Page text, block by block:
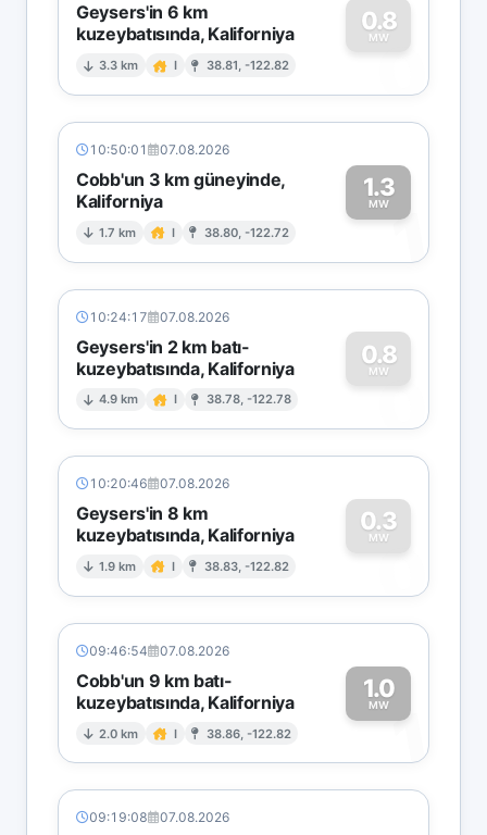
Geysers'in 6 km
kuzeybatısında, Kaliforniya
3.3 km I 38.81, -122.82
0.8
MW
0
10:50:01 07.08.2026
Cobb'un 3 km güneyinde,
Kaliforniya
1.7 km I 38.80, -122.72
1.3
MW1
10:24:17 07.08.2026
Geysers'in 2 km batı-
kuzeybatısında, Kaliforniya
4.9 km I 38.78, -122.78
0.8
MW
0
10:20:46 07.08.2026
Geysers'in 8 km
kuzeybatısında, Kaliforniya
1.9 km I 38.83, -122.82
0.3
MW
0
09:46:54 07.08.2026
Cobb'un 9 km batı-
kuzeybatısında, Kaliforniya
2.0 km I 38.86, -122.82
1.0
MW1
09:19:08 07.08.2026